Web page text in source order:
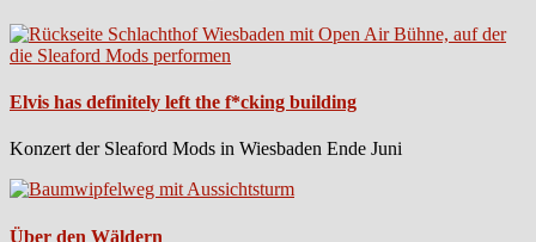
Elvis has definitely left the f*cking building
Konzert der Sleaford Mods in Wiesbaden Ende Juni
Über den Wäldern